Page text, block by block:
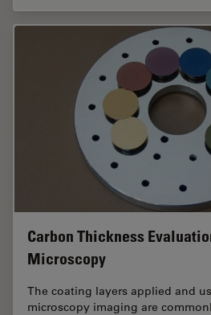
Carbon Thickness
Microscopy
The coating layers applied and
microscopy imaging are